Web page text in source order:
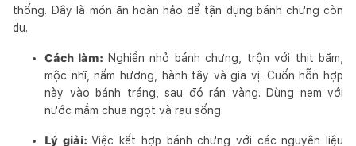
thống. Đây là món ăn hoàn hảo để tận dụng bánh chưng còn
dư.
Cách làm: Nghiền nhỏ bánh chưng, trộn với thịt băm,
mộc nhĩ, nấm hương, hành tây và gia vị. Cuốn hỗn hợp
này vào bánh tráng, sau đó rán vàng. Dùng nem với
nước mắm chua ngọt và rau sống.
Lý giải:Việc kết hợp bánh chưng với các nguyên liệu